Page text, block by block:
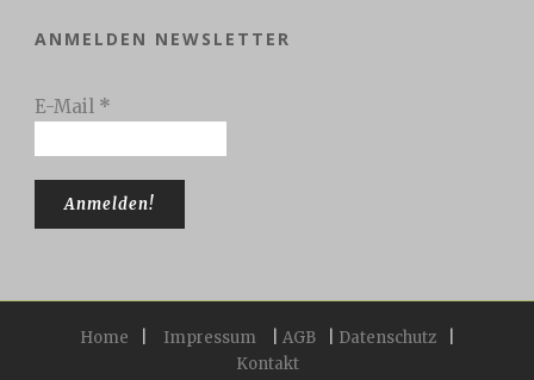
ANMELDEN NEWSLETTER
E-Mail *
Home Impressum AGB Datenschutz
Kontakt